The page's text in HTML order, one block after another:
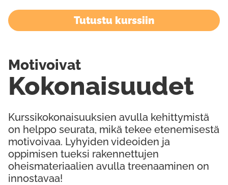
Tutustu kurssiin
Kurssikokonaisuuksien avulla kehittymistä
on helppo seurata, mikä tekee etenemisestä
motivoivaa. Lyhyiden videoiden ja
oppimisen tueksi rakennettujen
oheismateriaalien avulla treenaaminen on
innostavaa!
Kokonaisuudet
Motivoivat